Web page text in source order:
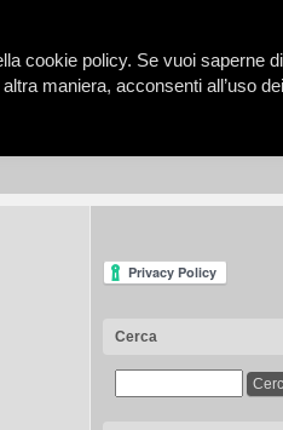
Cerca
cookie policy. Se vuoi saperne
maniera, acconsenti all’uso